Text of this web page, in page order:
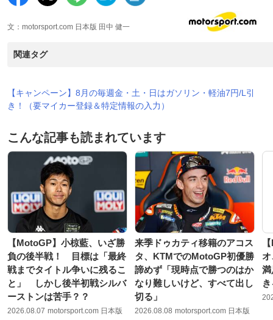
文：motorsport.com 日本版 田中 健一
関連タグ
【キャンペーン】8月の毎週金・土・日はガソリン・軽油7円/L引
き！（要マイカー登録＆特定情報の入力）
こんな記事も読まれています
【MotoGP】小椋藍、いざ勝
負の後半戦！ 目標は「最終
戦までタイトル争いに残るこ
と」 しかし後半初戦シルバ
ーストンは苦手？？
2026.08.07 motorsport.com 日本版
来季ドゥカティ移籍のアコス
タ、KTMでのMotoGP初優勝
諦めず「現時点で勝つのはか
なり難しいけど、すべて出し
切る」
2026.08.08 motorsport.com 日本版
オ
満